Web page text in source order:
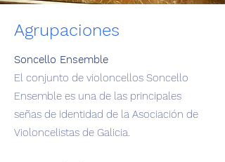
Agrupaciones
Soncello Ensemble
El conjunto de violoncellos Soncello
Ensemble es una de las principales
señas de identidad de la Asociación de
Violoncelistas de Galicia.